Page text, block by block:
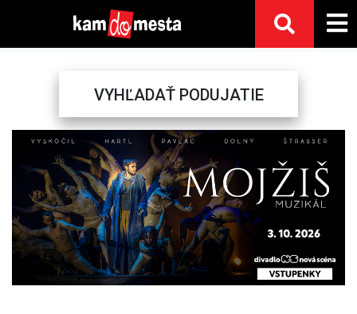
VYHĽADAŤ PODUJATIE
Previous